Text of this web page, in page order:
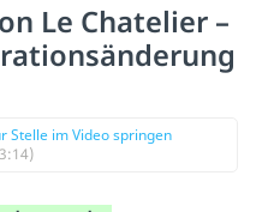
Le Chatelier –
Stelle im Video springen